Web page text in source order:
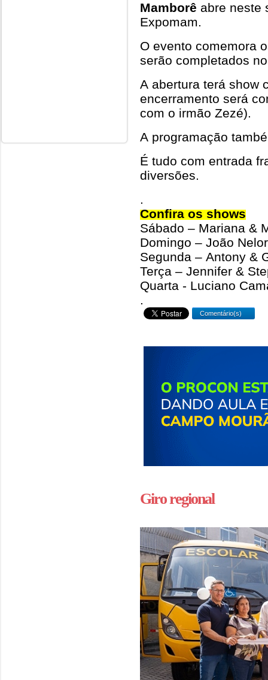
Mamborê abre neste
Expomam.
O evento comemora
serão completados
A abertura terá show
encerramento será
com o irmão Zezé).
A programação
É tudo com entrada
diversões.
.
Confira os shows
Sábado – Mariana &
Domingo – João
Segunda – Antony &
Terça – Jennifer &
Quarta - Luciano
.
Comentário(s)
Giro regional